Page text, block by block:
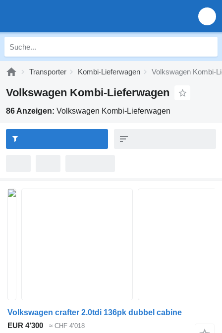
Transporter Kombi-Lieferwagen Volkswagen Kombi-
Volkswagen Kombi-Lieferwagen
86 Anzeigen: Volkswagen Kombi-Lieferwagen
Volkswagen crafter 2.0tdi 136pk dubbel cabine
EUR 4’300
≈ CHF 4’018